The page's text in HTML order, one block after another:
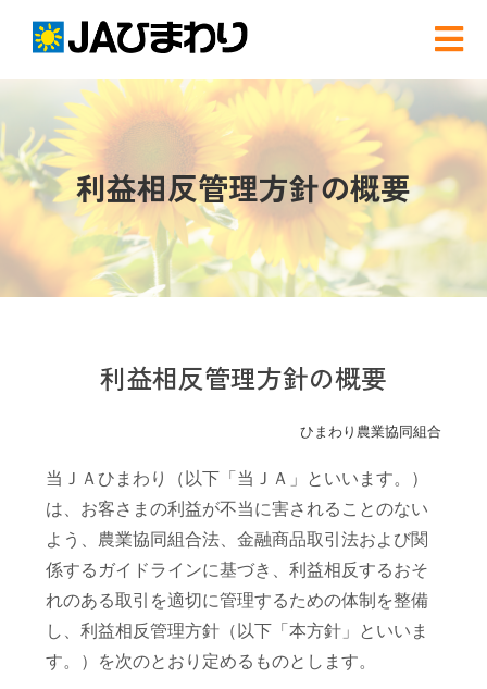
content
索
…
農と食
グリーンセンター
農産物直売事業とは
部会のご案内
こだわり農畜産物
営農事業店舗
利益相反管理方針の概要
利益相反管理方針の概要
ひまわり農業協同組合
当ＪＡひまわり（以下「当ＪＡ」といいます。）
は、お客さまの利益が不当に害されることのない
よう、農業協同組合法、金融商品取引法および関
係するガイドラインに基づき、利益相反するおそ
れのある取引を適切に管理するための体制を整備
し、利益相反管理方針（以下「本方針」といいま
す。）を次のとおり定めるものとします。